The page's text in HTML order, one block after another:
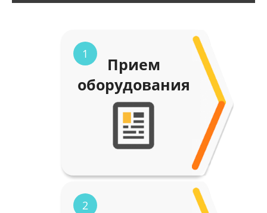
1
Прием
оборудования
2